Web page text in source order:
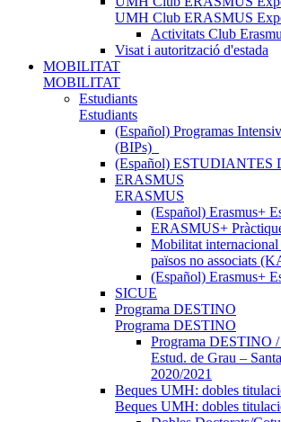
UMH Club ERASMUS
Activitats Club
Visat i autorització d'estada
MOBILITAT
MOBILITAT
Estudiants
Estudiants
(Español) Programas
(BIPs)_
(Español) ESTUDIANTES
ERASMUS
ERASMUS
(Español) Erasmus+
ERASMUS+
Mobilitat internacional
països no associats
(Español) Erasmus+
SICUE
Programa DESTINO
Programa DESTINO
Programa DESTINO
Estud. de Grau –
2020/2021
Beques UMH: dobles
Beques UMH: dobles